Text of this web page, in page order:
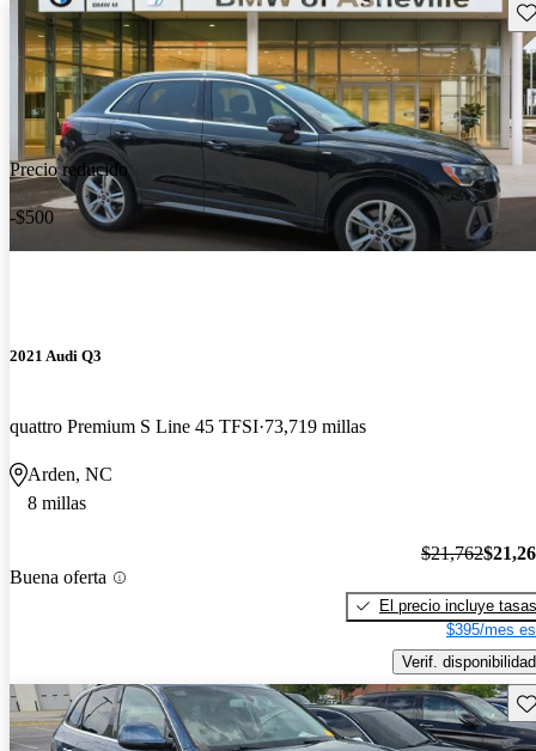
Precio reducido
-$500
2021 Audi Q3
quattro Premium S Line 45 TFSI 73,719 millas
Arden, NC
8 millas
Buena oferta
$21,762
El precio incluye tasas
$395/mes
Verif. disponibilidad